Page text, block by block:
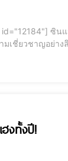
ชี่ยวชาญอย่าง
งทั้งปี!